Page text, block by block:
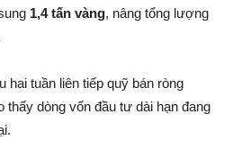
1,4 tấn vàng, nâng tổng lượng
hai tuần liên tiếp quỹ bán ròng
thấy dòng vốn đầu tư dài hạn đang